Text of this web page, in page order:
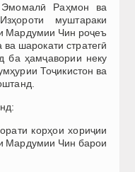
Эмомалӣ Раҳмон ва
муштараки
Мардумии Чин роҷеъ
шарокати стратегӣ
ба ҳамҷавории неку
Тоҷикистон ва
корҳои хориҷии
Мардумии Чин барои